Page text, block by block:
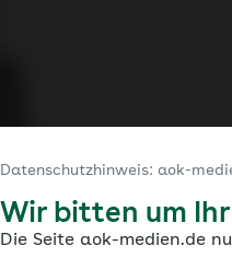
Datenschutzhinweis: aok-
Wir bitten um
Die Seite aok-medien.de